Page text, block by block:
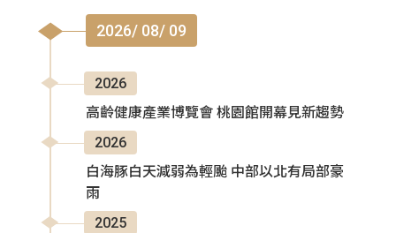
2026/ 08/ 09
2026
高齡健康產業博覽會 桃園館開幕見新趨勢
2026
白海豚白天減弱為輕颱 中部以北有局部豪
雨
2025